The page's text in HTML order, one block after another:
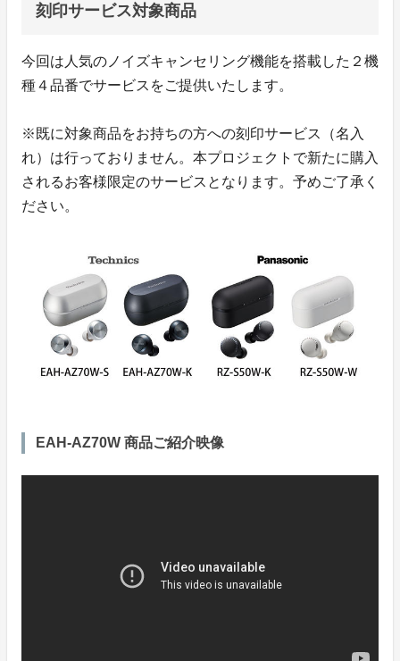
刻印サービス対象商品
今回は人気のノイズキャンセリング機能を搭載した２機
種４品番でサービスをご提供いたします。
※既に対象商品をお持ちの方への刻印サービス（名入
れ）は行っておりません。本プロジェクトで新たに購入
されるお客様限定のサービスとなります。予めご了承く
ださい。
EAH-AZ70W 商品ご紹介映像